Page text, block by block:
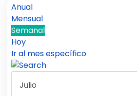
Anual
Mensual
Semanal
Hoy
Ir al mes específico